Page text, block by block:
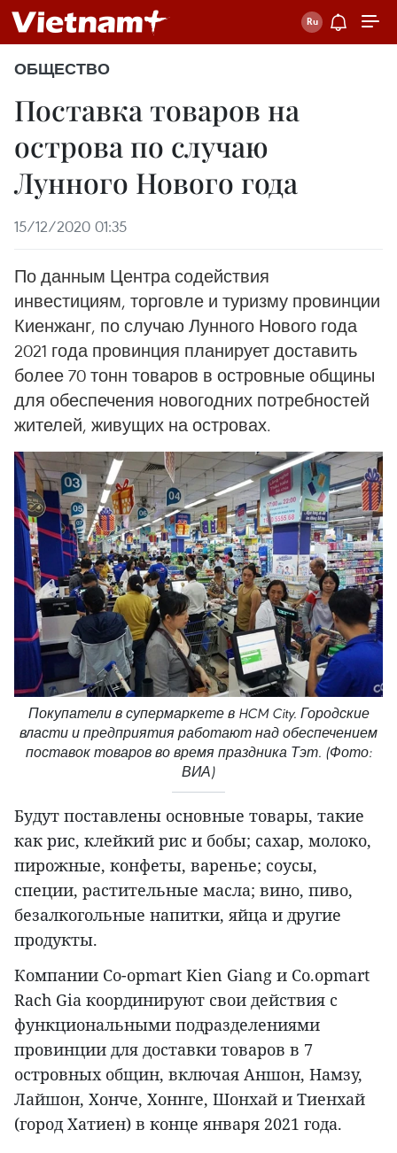
ОБЩЕСТВО
Поставка товаров на
острова по случаю
Лунного Нового года
15/12/2020 01:35
По данным Центра содействия
инвестициям, торговле и туризму провинции
Киенжанг, по случаю Лунного Нового года
2021 года провинция планирует доставить
более 70 тонн товаров в островные общины
для обеспечения новогодних потребностей
жителей, живущих на островах.
Покупатели в супермаркете в HCM City. Городские
власти и предприятия работают над обеспечением
поставок товаров во время праздника Тэт. (Фото:
ВИА)
Будут поставлены основные товары, такие
как рис, клейкий рис и бобы; сахар, молоко,
пирожные, конфеты, варенье; соусы,
специи, растительные масла; вино, пиво,
безалкогольные напитки, яйца и другие
продукты.
Компании Co-opmart Kien Giang и Co.opmart
Rach Gia координируют свои действия с
функциональными подразделениями
провинции для доставки товаров в 7
островных общин, включая Аншон, Намзу,
Лайшон, Хонче, Хоннге, Шонхай и Тиенхай
(город Хатиен) в конце января 2021 года.